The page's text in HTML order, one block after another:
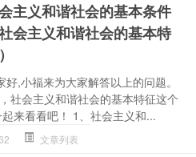
主义和谐社会的基本条件
社会主义和谐社会的基本特
好,小福来为大家解答以上的问题。
社会主义和谐社会的基本特征这个
来看看吧！ 1、社会主义和...
文章列表